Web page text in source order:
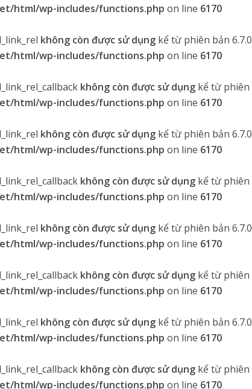
html/wp-includes/functions.php on line 6170
không còn được sử dụng kể từ phiên bản
html/wp-includes/functions.php on line 6170
không còn được sử dụng kể từ phiên
html/wp-includes/functions.php on line 6170
không còn được sử dụng kể từ phiên bản
html/wp-includes/functions.php on line 6170
không còn được sử dụng kể từ phiên
html/wp-includes/functions.php on line 6170
không còn được sử dụng kể từ phiên bản
html/wp-includes/functions.php on line 6170
không còn được sử dụng kể từ phiên
html/wp-includes/functions.php on line 6170
không còn được sử dụng kể từ phiên bản
html/wp-includes/functions.php on line 6170
không còn được sử dụng kể từ phiên
html/wp-includes/functions.php on line 6170